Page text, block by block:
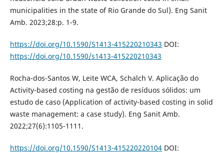
municipalities in the state of Rio Grande do Sul). Eng Sanit
Amb. 2023;28:p. 1-9.
https://doi.org/10.1590/S1413-415220210343 DOI:
https://doi.org/10.1590/s1413-415220210343
Rocha-dos-Santos W, Leite WCA, Schalch V. Aplicação do
Activity-based costing na gestão de resíduos sólidos: um
estudo de caso (Application of activity-based costing in solid
waste management: a case study). Eng Sanit Amb.
2022;27(6):1105-1111.
https://doi.org/10.1590/S1413-415220220104DOI: